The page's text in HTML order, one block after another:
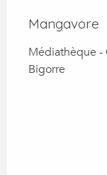
Mangavore
Médiathèque -
Bigorre